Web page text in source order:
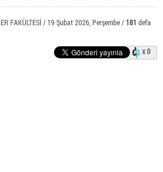
FAKÜLTESİ / 19 Şubat 2026, Perşembe /181 defa
x 0